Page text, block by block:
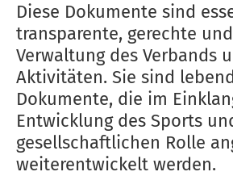
Diese Dokumente sind
transparente, gerechte
Verwaltung des Verbands
Aktivitäten. Sie sind
Dokumente, die im
Entwicklung des Sports
gesellschaftlichen Rolle
weiterentwickelt werden.